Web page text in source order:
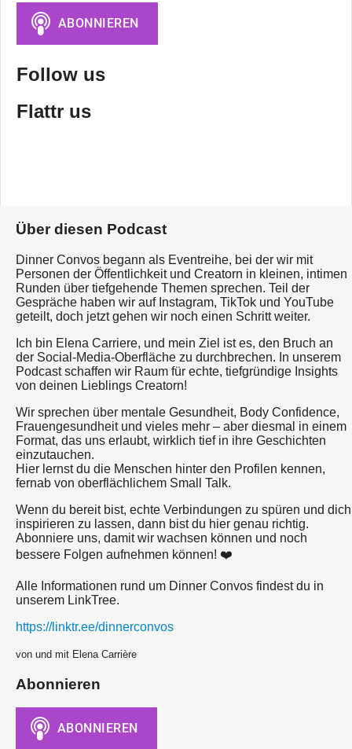
Follow us
Flattr us
Über diesen Podcast
Dinner Convos begann als Eventreihe, bei der wir mit
Personen der Öffentlichkeit und Creatorn in kleinen, intimen
Runden über tiefgehende Themen sprechen. Teil der
Gespräche haben wir auf Instagram, TikTok und YouTube
geteilt, doch jetzt gehen wir noch einen Schritt weiter.
Ich bin Elena Carriere, und mein Ziel ist es, den Bruch an
der Social-Media-Oberfläche zu durchbrechen. In unserem
Podcast schaffen wir Raum für echte, tiefgründige Insights
von deinen Lieblings Creatorn!
Wir sprechen über mentale Gesundheit, Body Confidence,
Frauengesundheit und vieles mehr – aber diesmal in einem
Format, das uns erlaubt, wirklich tief in ihre Geschichten
einzutauchen.
Hier lernst du die Menschen hinter den Profilen kennen,
fernab von oberflächlichem Small Talk.
Wenn du bereit bist, echte Verbindungen zu spüren und dich
inspirieren zu lassen, dann bist du hier genau richtig.
Abonniere uns, damit wir wachsen können und noch
bessere Folgen aufnehmen können! ❤️
Alle Informationen rund um Dinner Convos findest du in
unserem LinkTree.
https://linktr.ee/dinnerconvos
von und mit Elena Carrière
Abonnieren